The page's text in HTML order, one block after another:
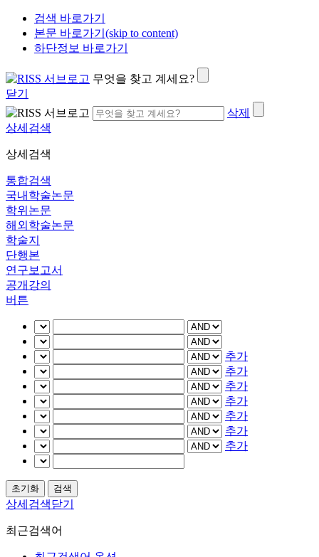
검색 바로가기
본문 바로가기(skip to content)
하단정보 바로가기
무엇을 찾고 계세요?
닫기
삭제
상세검색
상세검색
통합검색
국내학술논문
학위논문
해외학술논문
학술지
단행본
연구보고서
공개강의
버튼
추가
추가
추가
추가
추가
추가
추가
상세검색닫기
최근검색어